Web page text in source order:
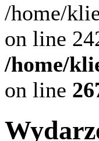
/home/
on line
/home/
on line